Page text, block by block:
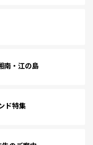
南・江の島
ド特集